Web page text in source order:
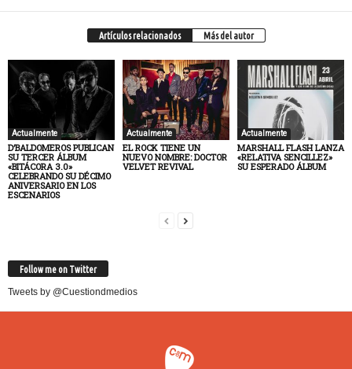
Artículos relacionados Más del autor
Actualmente
D’BALDOMEROS PUBLICAN
SU TERCER ÁLBUM
«BITÁCORA 3.0»
CELEBRANDO SU DÉCIMO
ANIVERSARIO EN LOS
ESCENARIOS
Actualmente
EL ROCK TIENE UN
NUEVO NOMBRE: DOCTOR
VELVET REVIVAL
Actualmente
MARSHALL FLASH LANZA
«RELATIVA SENCILLEZ»
SU ESPERADO ÁLBUM
Follow me on Twitter
Tweets by @Cuestiondmedios